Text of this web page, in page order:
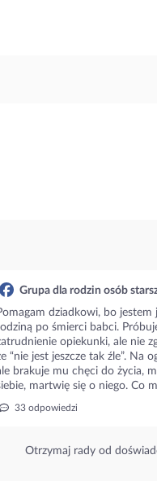
Grupa dla rodzin osób
dziadkowi, bo jestem
po śmierci babci.
opiekunki, ale nie
“nie jest jeszcze tak źle”. Na
brakuje mu chęci do życia,
martwię się o niego. Co
33 odpowiedzi
Otrzymaj rady od